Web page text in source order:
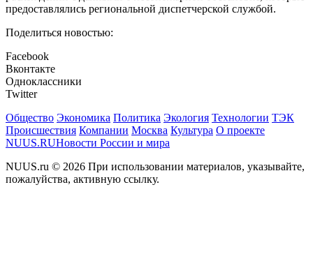
предоставлялись региональной диспетчерской службой.
Поделиться новостью:
Facebook
Вконтакте
Одноклассники
Twitter
Общество Экономика Политика Экология Технологии ТЭК
Происшествия Компании Москва Культура О проекте
NUUS.RUНовости России и мира
NUUS.ru © 2026 При использовании материалов, указывайте,
пожалуйства, активную ссылку.